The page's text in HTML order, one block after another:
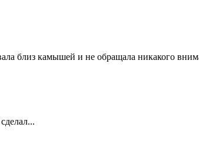
близ камышей и не обращала никакого